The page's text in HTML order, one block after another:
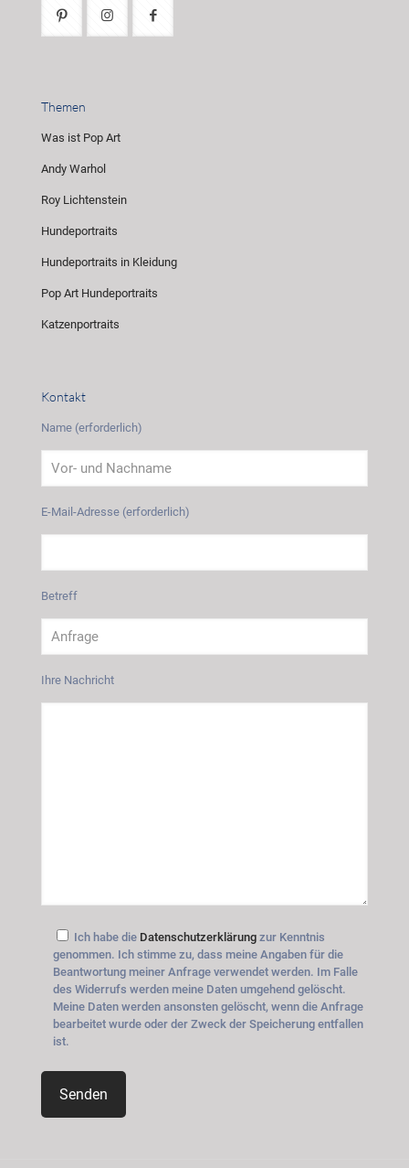
Themen
Was ist Pop Art
Andy Warhol
Roy Lichtenstein
Hundeportraits
Hundeportraits in Kleidung
Pop Art Hundeportraits
Katzenportraits
Kontakt
Name (erforderlich)
E-Mail-Adresse (erforderlich)
Betreff
Ihre Nachricht
Ich habe die Datenschutzerklärung zur Kenntnis
genommen. Ich stimme zu, dass meine Angaben für die
Beantwortung meiner Anfrage verwendet werden. Im Falle
des Widerrufs werden meine Daten umgehend gelöscht.
Meine Daten werden ansonsten gelöscht, wenn die Anfrage
bearbeitet wurde oder der Zweck der Speicherung entfallen
ist.